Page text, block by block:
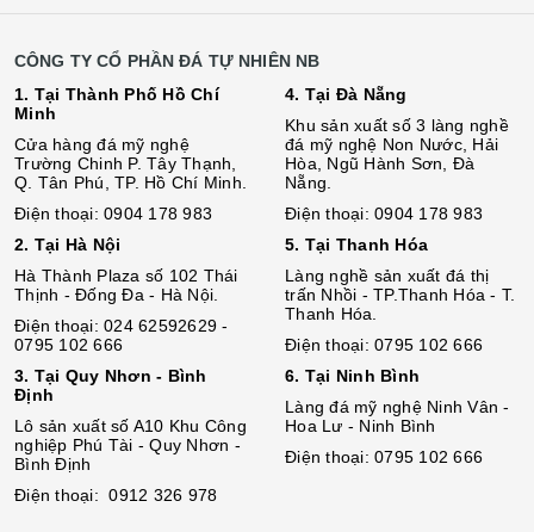
CÔNG TY CỔ PHẦN ĐÁ TỰ NHIÊN NB
1. Tại Thành Phố Hồ Chí
Minh
Cửa hàng đá mỹ nghệ
Trường Chinh P. Tây Thạnh,
Q. Tân Phú, TP. Hồ Chí Minh.
Điện thoại: 0904 178 983
2. Tại Hà Nội
Hà Thành Plaza số 102 Thái
Thịnh - Đống Đa - Hà Nội.
Điện thoại: 024 62592629 -
0795 102 666
3. Tại Quy Nhơn - Bình
Định
Lô sản xuất số A10 Khu Công
nghiệp Phú Tài - Quy Nhơn -
Bình Định
Điện thoại: 0912 326 978
4. Tại Đà Nẵng
Khu sản xuất số 3 làng nghề
đá mỹ nghệ Non Nước, Hải
Hòa, Ngũ Hành Sơn, Đà
Nẵng.
Điện thoại: 0904 178 983
5. Tại Thanh Hóa
Làng nghề sản xuất đá thị
trấn Nhồi - TP.Thanh Hóa - T.
Thanh Hóa.
Điện thoại: 0795 102 666
6. Tại Ninh Bình
Làng đá mỹ nghệ Ninh Vân -
Hoa Lư - Ninh Bình
Điện thoại: 0795 102 666